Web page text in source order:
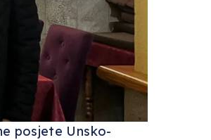
posjete Unsko-